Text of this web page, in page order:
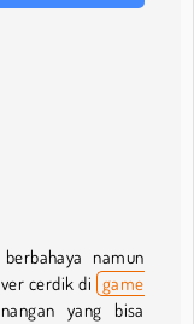
namun
cerdik di game
yang bisa